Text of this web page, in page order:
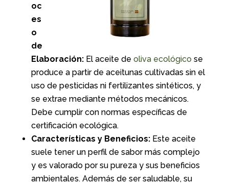
oc
es
o
de
Elaboración:El aceite de oliva ecológico se
produce a partir de aceitunas cultivadas sin el
uso de pesticidas ni fertilizantes sintéticos, y
se extrae mediante métodos mecánicos.
Debe cumplir con normas específicas de
certificación ecológica.
Características y Beneficios:Este aceite
suele tener un perfil de sabor más complejo
y es valorado por su pureza y sus beneficios
ambientales. Además de ser saludable, su